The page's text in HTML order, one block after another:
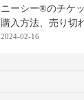
ニーシー®のチケ
購入方法、売り切
2024-02-16